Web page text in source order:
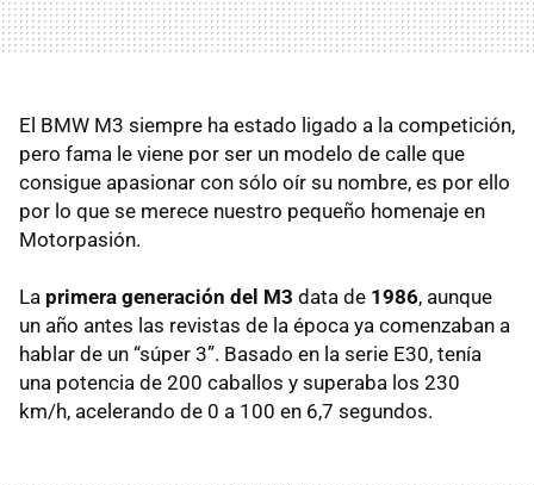
El BMW M3 siempre ha estado ligado a la competición,
pero fama le viene por ser un modelo de calle que
consigue apasionar con sólo oír su nombre, es por ello
por lo que se merece nuestro pequeño homenaje en
Motorpasión.
La primera generación del M3 data de 1986, aunque
un año antes las revistas de la época ya comenzaban a
hablar de un “súper 3”. Basado en la serie E30, tenía
una potencia de 200 caballos y superaba los 230
km/h, acelerando de 0 a 100 en 6,7 segundos.